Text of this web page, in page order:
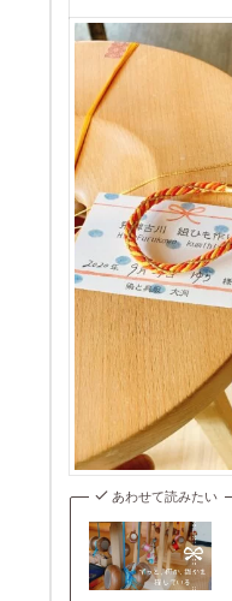
あわせて読みたい